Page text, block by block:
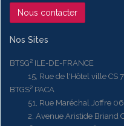
Nous contacter
Nos Sites
BTSG² ILE-DE-FRANCE
15, Rue de l'Hôtel ville CS
BTGS² PACA
51, Rue Maréchal Joffre
2, Avenue Aristide Briand